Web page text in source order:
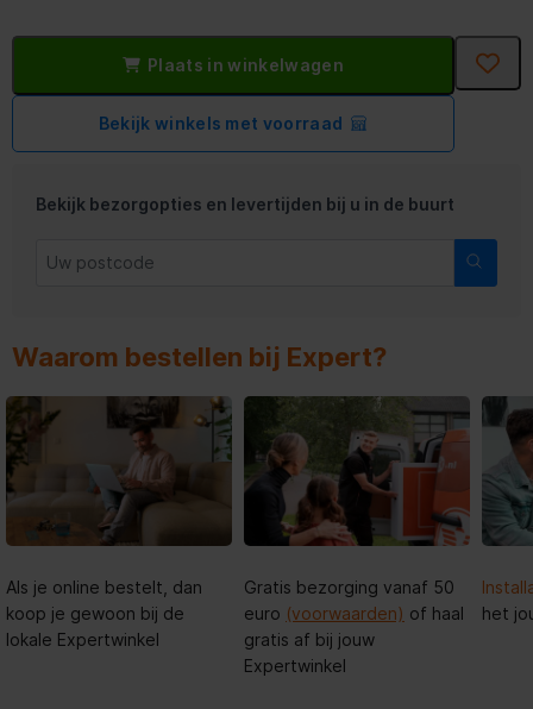
Plaats in winkelwagen
Bekijk winkels met voorraad
Bekijk bezorgopties en levertijden bij u in de buurt
Waarom bestellen bij Expert?
Als je online bestelt, dan
koop je gewoon bij de
lokale Expertwinkel
Gratis bezorging vanaf 50
euro (voorwaarden) of haal
gratis af bij jouw
Expertwinkel
het